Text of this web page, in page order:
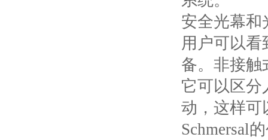
安全光幕和
用户可以
备。非接触
它可以区分
动，这样可
Schmersal